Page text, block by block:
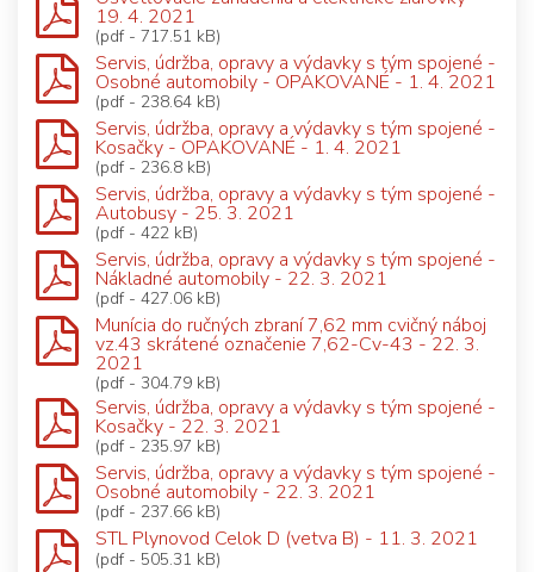
19. 4. 2021
(pdf - 717.51 kB)
Servis, údržba, opravy a výdavky s tým spojené -
Osobné automobily - OPAKOVANÉ - 1. 4. 2021
(pdf - 238.64 kB)
Servis, údržba, opravy a výdavky s tým spojené -
Kosačky - OPAKOVANÉ - 1. 4. 2021
(pdf - 236.8 kB)
Servis, údržba, opravy a výdavky s tým spojené -
Autobusy - 25. 3. 2021
(pdf - 422 kB)
Servis, údržba, opravy a výdavky s tým spojené -
Nákladné automobily - 22. 3. 2021
(pdf - 427.06 kB)
Munícia do ručných zbraní 7,62 mm cvičný náboj
vz.43 skrátené označenie 7,62-Cv-43 - 22. 3.
2021
(pdf - 304.79 kB)
Servis, údržba, opravy a výdavky s tým spojené -
Kosačky - 22. 3. 2021
(pdf - 235.97 kB)
Servis, údržba, opravy a výdavky s tým spojené -
Osobné automobily - 22. 3. 2021
(pdf - 237.66 kB)
STL Plynovod Celok D (vetva B) - 11. 3. 2021
(pdf - 505.31 kB)